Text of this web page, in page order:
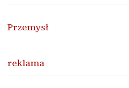
Przemysł
reklama